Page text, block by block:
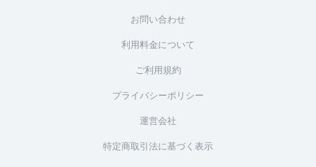
お問い合わせ
利用料金について
ご利用規約
プライバシーポリシー
運営会社
特定商取引法に基づく表示